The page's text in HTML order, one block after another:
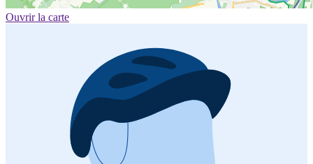
Ouvrir la carte